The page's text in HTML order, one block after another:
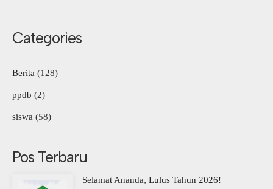
Categories
Berita (128)
ppdb (2)
siswa (58)
Pos Terbaru
Selamat Ananda, Lulus Tahun 2026!